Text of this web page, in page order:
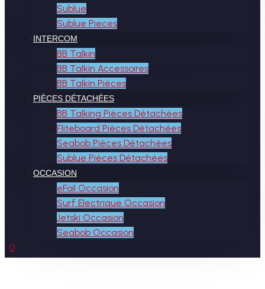
Sublue
Sublue Pieces
INTERCOM
BB Talkin
BB Talkin Accessoires
BB Talkin Pièces
PIÈCES DÉTACHÉES
BB Talking Pièces Détachées
Fliteboard Pièces Détachées
Seabob Pièces Détachées
Sublue Pièces Détachées
OCCASION
eFoil Occasion
Surf Electrique Occasion
Jetski Occasion
Seabob Occasion
0